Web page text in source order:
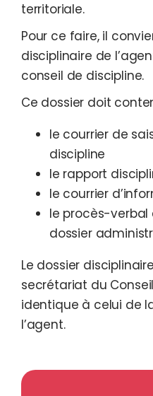
territoriale.
Pour ce faire, il
disciplinaire de
conseil de discipline.
Ce dossier doit
le courrier de
discipline
le rapport
le courrier
le procès-
dossier
Le dossier
secrétariat du
identique à celui de
l’agent.